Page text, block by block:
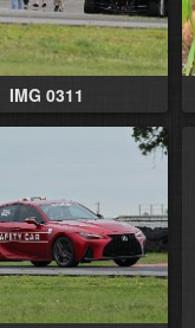
IMG 0311